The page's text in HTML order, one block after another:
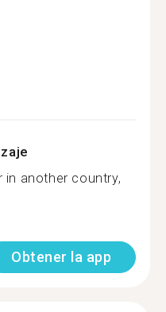
in another country,
Obtener la app